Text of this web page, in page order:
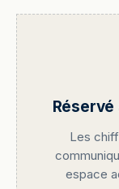
Les
espace